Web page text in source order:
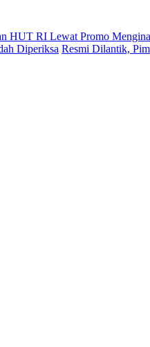
HUT RI Lewat Promo
Diperiksa Resmi Dilantik,